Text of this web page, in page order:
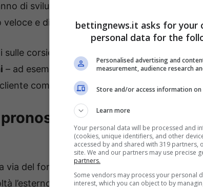
di sviluppare gioco soprattutto con rapide
veloce e dinamico che non darà punti di
corsie esterne rappresenteranno
– ad esempio – dovrà riuscire a contenere le
comodissimo.
sugli ammoniti:
via del fondo con una certa facilità, l’ex
l’esterno mancino del Milan che, se
bettingnews.it asks for your
personal data for the
Personalised advertising and
measurement, audience research
Store and/or access information on
Learn more
Your personal data will be processed and
(cookies, unique identifiers, and other
accessed by and shared with 319 partners,
site. We and our partners may use precise
partners.
Some vendors may process your personal
interest, which you can object to by